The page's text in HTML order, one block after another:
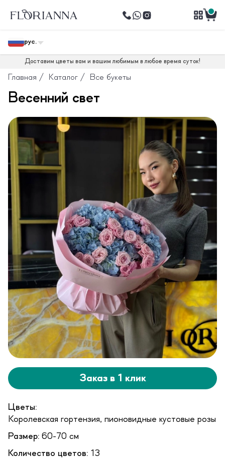
рус.
Доставим цветы вам и вашим любимым в любое время суток!
Главная / Каталог / Все букеты
Весенний свет
Заказ в 1 клик
Цветы:
Королевская гортензия, пионовидные кустовые розы
Размер: 60-70 см
Количество цветов: 13